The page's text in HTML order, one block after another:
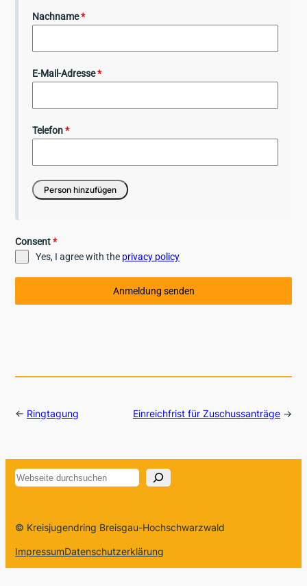
Nachname*
E-Mail-Adresse*
Telefon*
Consent*
Yes, I agree with the privacy policy
Anmeldung senden
← Ringtagung Einreichfrist für Zuschussanträge →
Suchen
© Kreisjugendring Breisgau-Hochschwarzwald
ImpressumDatenschutzerklärung